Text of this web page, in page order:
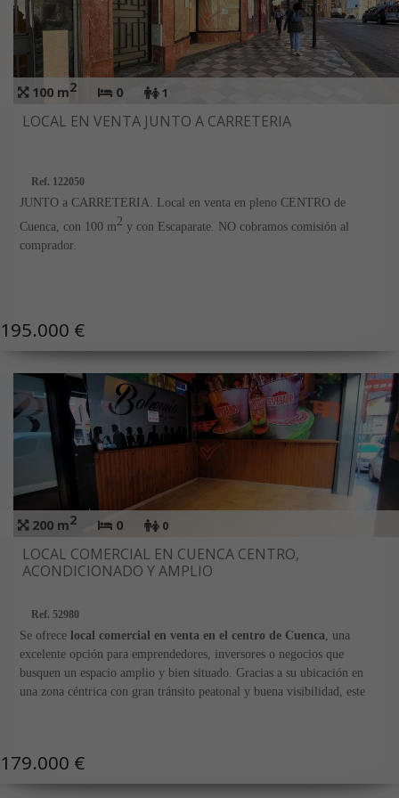
100 m2 0 1
LOCAL EN VENTA JUNTO A CARRETERIA
Ref. 122050
JUNTO a CARRETERIA. Local en venta en pleno CENTRO de
Cuenca, con 100 m2 y con Escaparate. NO cobramos comisión al
comprador.
195.000 €
200 m2 0 0
LOCAL COMERCIAL EN CUENCA CENTRO,
ACONDICIONADO Y AMPLIO
Ref. 52980
Se ofrece local comercial en venta en el centro de Cuenca , una
excelente opción para emprendedores, inversores o negocios que
busquen un espacio amplio y bien situado. Gracias a su ubicación en
una zona céntrica con gran tránsito peatonal y buena visibilidad, este
El local dispone de
en una amplia sala principal de concepto abierto, con una zona de
179.000 €